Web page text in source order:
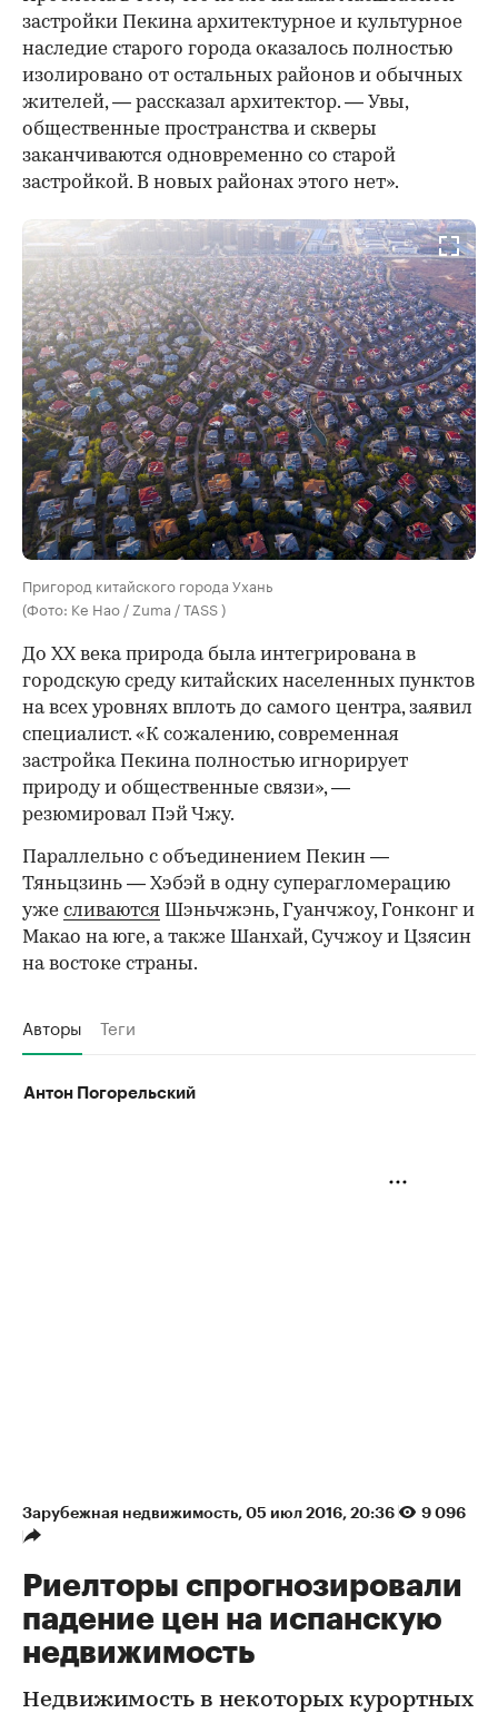
застройки Пекина архитектурное и культурное
наследие старого города оказалось полностью
изолировано от остальных районов и обычных
жителей, — рассказал архитектор. — Увы,
общественные пространства и скверы
заканчиваются одновременно со старой
застройкой. В новых районах этого нет».
Пригород китайского города Ухань
(Фото: Ke Hao / Zuma / TASS )
До XX века природа была интегрирована в
городскую среду китайских населенных пунктов
на всех уровнях вплоть до самого центра, заявил
специалист. «К сожалению, современная
застройка Пекина полностью игнорирует
природу и общественные связи», —
резюмировал Пэй Чжу.
Параллельно с объединением Пекин —
Тяньцзинь — Хэбэй в одну суперагломерацию
уже сливаются Шэньчжэнь, Гуанчжоу, Гонконг и
Макао на юге, а также Шанхай, Сучжоу и Цзясин
на востоке страны.
Авторы Теги
Антон Погорельский
Зарубежная недвижимость 05 июл 2016, 20:36 9 096
Риелторы спрогнозировали
падение цен на испанскую
недвижимость
Недвижимость в некоторых курортных